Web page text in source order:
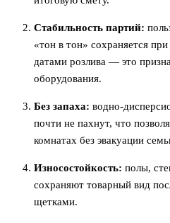
Стабильность партий:
«тон в тон» сохраняется
датами розлива — это
оборудования.
Без запаха: водно-
почти не пахнут, что
комнатах без эвакуации
Износостойкость: полы,
сохраняют товарный вид
щетками.